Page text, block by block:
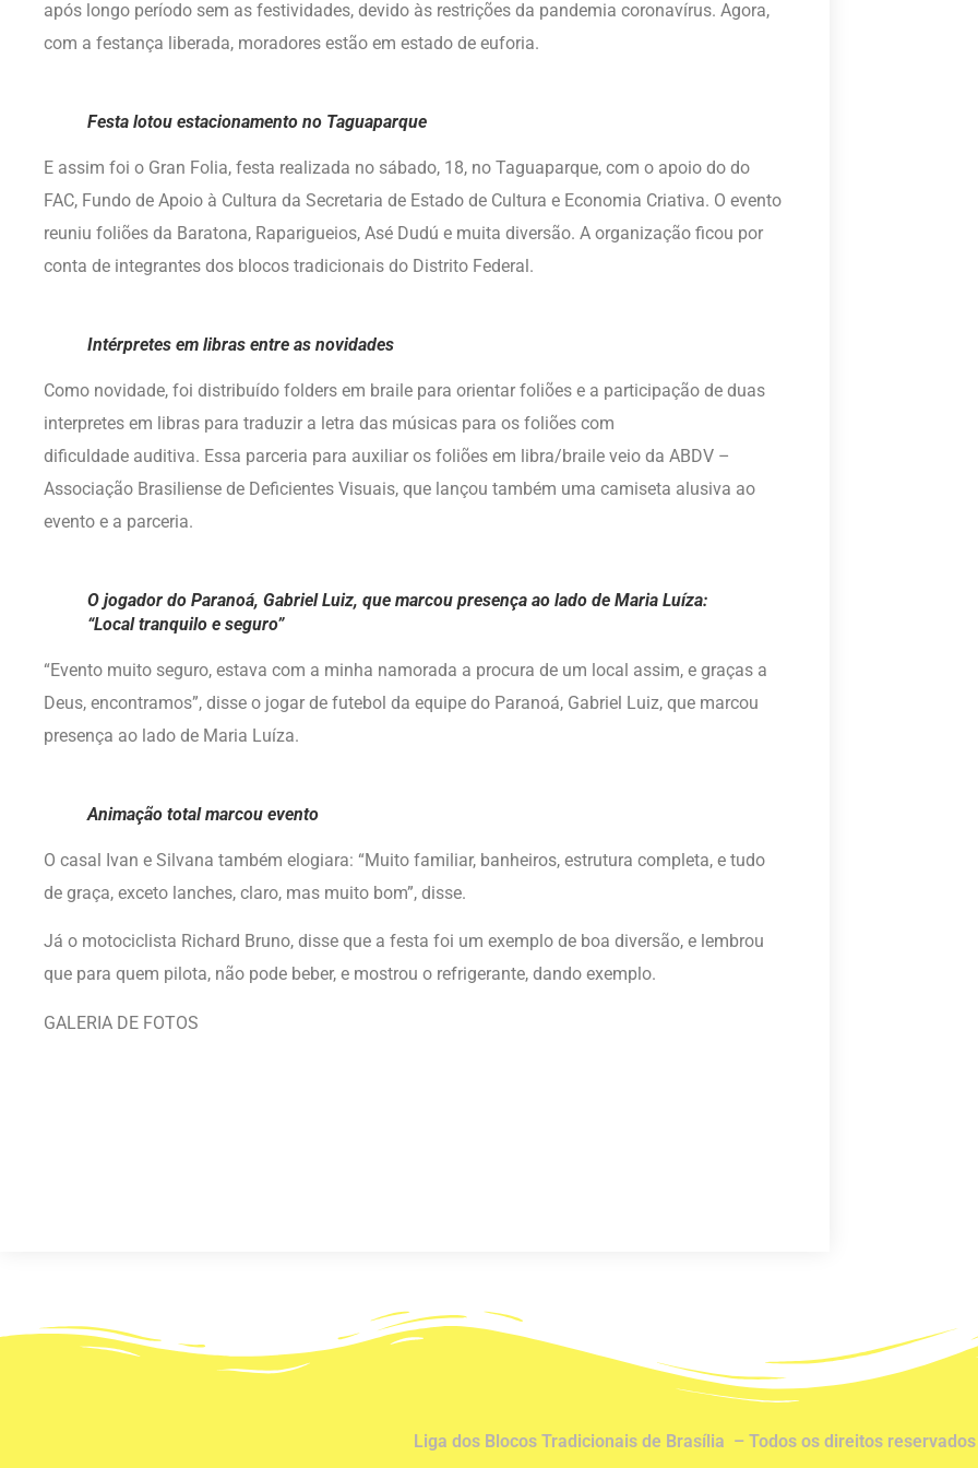
após longo período sem as festividades, devido às restrições da pandemia coronavírus. Agora,
com a festança liberada, moradores estão em estado de euforia.
Festa lotou estacionamento no Taguaparque
E assim foi o Gran Folia, festa realizada no sábado, 18, no Taguaparque, com o apoio do do
FAC, Fundo de Apoio à Cultura da Secretaria de Estado de Cultura e Economia Criativa. O evento
reuniu foliões da Baratona, Raparigueios, Asé Dudú e muita diversão. A organização ficou por
conta de integrantes dos blocos tradicionais do Distrito Federal.
Intérpretes em libras entre as novidades
Como novidade, foi distribuído folders em braile para orientar foliões e a participação de duas
interpretes em libras para traduzir a letra das músicas para os foliões com
dificuldade auditiva. Essa parceria para auxiliar os foliões em libra/braile veio da ABDV –
Associação Brasiliense de Deficientes Visuais, que lançou também uma camiseta alusiva ao
evento e a parceria.
O jogador do Paranoá, Gabriel Luiz, que marcou presença ao lado de Maria Luíza:
“Local tranquilo e seguro”
“Evento muito seguro, estava com a minha namorada a procura de um local assim, e graças a
Deus, encontramos”, disse o jogar de futebol da equipe do Paranoá, Gabriel Luiz, que marcou
presença ao lado de Maria Luíza.
Animação total marcou evento
O casal Ivan e Silvana também elogiara: “Muito familiar, banheiros, estrutura completa, e tudo
de graça, exceto lanches, claro, mas muito bom”, disse.
Já o motociclista Richard Bruno, disse que a festa foi um exemplo de boa diversão, e lembrou
que para quem pilota, não pode beber, e mostrou o refrigerante, dando exemplo.
GALERIA DE FOTOS
Liga dos Blocos Tradicionais de Brasília – Todos os direitos